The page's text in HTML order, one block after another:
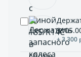
+ 3 300